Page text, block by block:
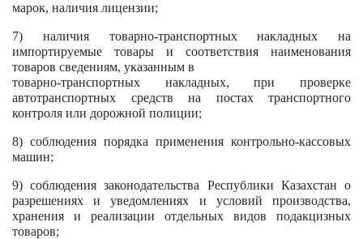
марок, наличия лицензии;
7) наличия товарно-транспортных накладных на
импортируемые товары и соответствия наименования
товаров сведениям, указанным в
товарно-транспортных накладных, при проверке
автотранспортных средств на постах транспортного
контроля или дорожной полиции;
8) соблюдения порядка применения контрольно-кассовых
машин;
9) соблюдения законодательства Республики Казахстан о
разрешениях и уведомлениях и условий производства,
хранения и реализации отдельных видов подакцизных
товаров;